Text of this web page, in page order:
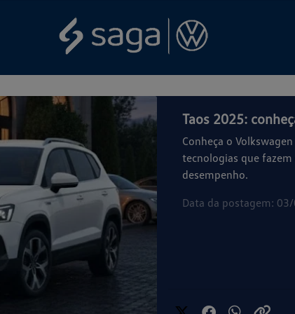
Taos 2025:
Conheça o
tecnologias que
desempenho.
Data da postagem: